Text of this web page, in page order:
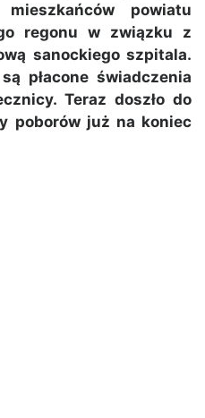
powiatu
regonu w związku z
sanockiego szpitala.
płacone świadczenia
Teraz doszło do
poborów już na koniec